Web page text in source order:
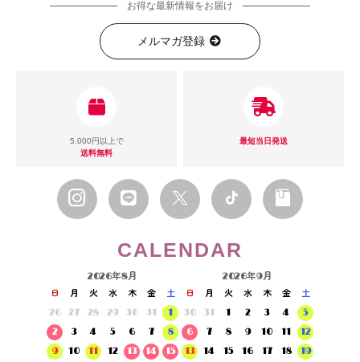
お得な最新情報をお届け
メルマガ登録
5,000円以上で
送料無料
最短当日発送
CALENDAR
2026年8月
日 月 火 水 木 金
土
26
27 28 29 30 31
1
2
3 4 5 6 7
8
9
10 11 12 13 14
15
2026年9月
日 月 火 水 木 金
土
30
31 1 2 3 4
5
6
7 8 9 10 11
12
13
14 15 16 17 18
19